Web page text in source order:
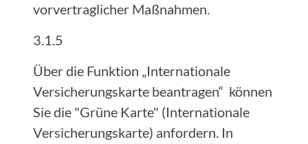
vorvertraglicher Maßnahmen.
3.1.5
Über die Funktion „Internationale
Versicherungskarte beantragen“ können
Sie die "Grüne Karte" (Internationale
Versicherungskarte) anfordern. In